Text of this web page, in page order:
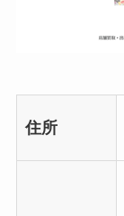
住所